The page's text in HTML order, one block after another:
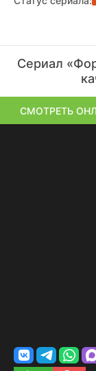
Сериал
СМОТРЕТЬ